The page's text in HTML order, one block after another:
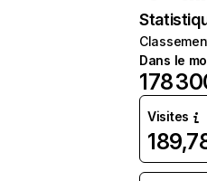
Dans le
178
Visites